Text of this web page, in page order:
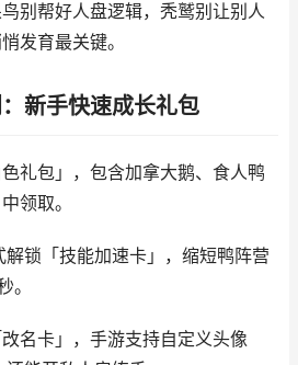
别帮好人盘逻辑，秃鹫别让别人
发育最关键。​
新手快速成长礼包​
礼包」，包含加拿大鹅、食人鸭
领取。​
锁「技能加速卡」，缩短鸭阵营
。​
名卡」，手游支持自定义头像